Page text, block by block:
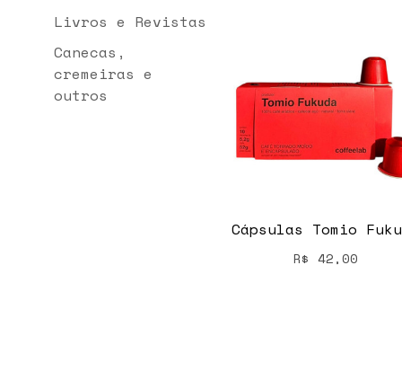
Livros e Revistas
Canecas,
cremeiras e
outros
Cápsulas Tomio
R$ 42,00